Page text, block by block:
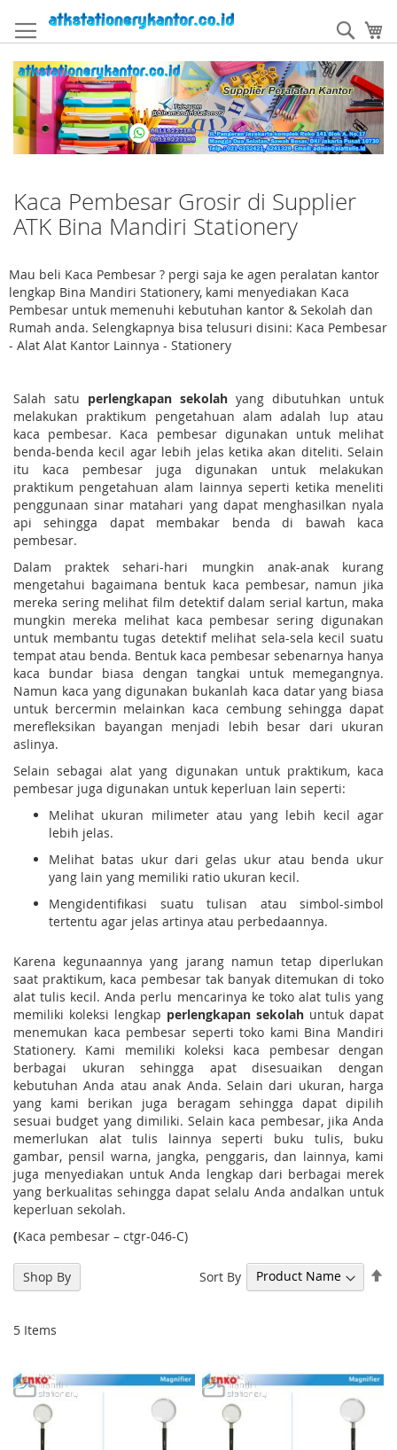
to
Content
Kaca Pembesar Grosir di Supplier
ATK Bina Mandiri Stationery
Mau beli Kaca Pembesar ? pergi saja ke agen peralatan kantor
lengkap Bina Mandiri Stationery, kami menyediakan Kaca
Pembesar untuk memenuhi kebutuhan kantor & Sekolah dan
Rumah anda. Selengkapnya bisa telusuri disini: Kaca Pembesar
- Alat Alat Kantor Lainnya - Stationery
Salah satu perlengkapan sekolah yang dibutuhkan untuk
melakukan praktikum pengetahuan alam adalah lup atau
kaca pembesar. Kaca pembesar digunakan untuk melihat
benda-benda kecil agar lebih jelas ketika akan diteliti. Selain
itu kaca pembesar juga digunakan untuk melakukan
praktikum pengetahuan alam lainnya seperti ketika meneliti
penggunaan sinar matahari yang dapat menghasilkan nyala
api sehingga dapat membakar benda di bawah kaca
pembesar.
Dalam praktek sehari-hari mungkin anak-anak kurang
mengetahui bagaimana bentuk kaca pembesar, namun jika
mereka sering melihat film detektif dalam serial kartun, maka
mungkin mereka melihat kaca pembesar sering digunakan
untuk membantu tugas detektif melihat sela-sela kecil suatu
tempat atau benda. Bentuk kaca pembesar sebenarnya hanya
kaca bundar biasa dengan tangkai untuk memegangnya.
Namun kaca yang digunakan bukanlah kaca datar yang biasa
untuk bercermin melainkan kaca cembung sehingga dapat
merefleksikan bayangan menjadi lebih besar dari ukuran
aslinya.
Selain sebagai alat yang digunakan untuk praktikum, kaca
pembesar juga digunakan untuk keperluan lain seperti:
Melihat ukuran milimeter atau yang lebih kecil agar
lebih jelas.
Melihat batas ukur dari gelas ukur atau benda ukur
yang lain yang memiliki ratio ukuran kecil.
Mengidentifikasi suatu tulisan atau simbol-simbol
tertentu agar jelas artinya atau perbedaannya.
Karena kegunaannya yang jarang namun tetap diperlukan
saat praktikum, kaca pembesar tak banyak ditemukan di toko
alat tulis kecil. Anda perlu mencarinya ke toko alat tulis yang
memiliki koleksi lengkap perlengkapan sekolah untuk dapat
menemukan kaca pembesar seperti toko kami Bina Mandiri
Stationery. Kami memiliki koleksi kaca pembesar dengan
berbagai ukuran sehingga apat disesuaikan dengan
kebutuhan Anda atau anak Anda. Selain dari ukuran, harga
yang kami berikan juga beragam sehingga dapat dipilih
sesuai budget yang dimiliki. Selain kaca pembesar, jika Anda
memerlukan alat tulis lainnya seperti buku tulis, buku
gambar, pensil warna, jangka, penggaris, dan lainnya, kami
juga menyediakan untuk Anda lengkap dari berbagai merek
yang berkualitas sehingga dapat selalu Anda andalkan untuk
keperluan sekolah.
(Kaca pembesar – ctgr-046-C)
5 Items
Sort By
Shop By